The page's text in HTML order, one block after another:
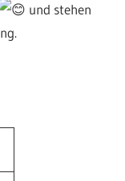
und stehen